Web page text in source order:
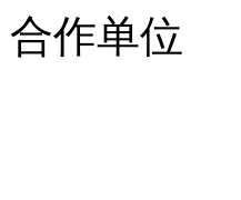
合作单位